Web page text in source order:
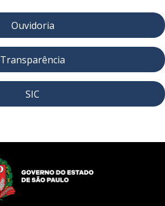
Ouvidoria
Transparência
SIC